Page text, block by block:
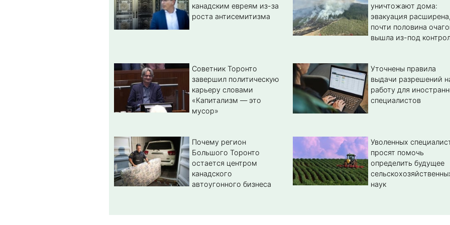
канадским евреям из-за
роста антисемитизма
уничтожают дома:
эвакуация расширена,
почти половина
вышла из-под
Советник Торонто
завершил политическую
карьеру словами
«Капитализм — это
мусор»
Уточнены правила
выдачи разрешений
работу для
специалистов
Почему регион
Большого Торонто
остается центром
канадского
автоугонного бизнеса
Уволенных
просят помочь
определить будущее
наук